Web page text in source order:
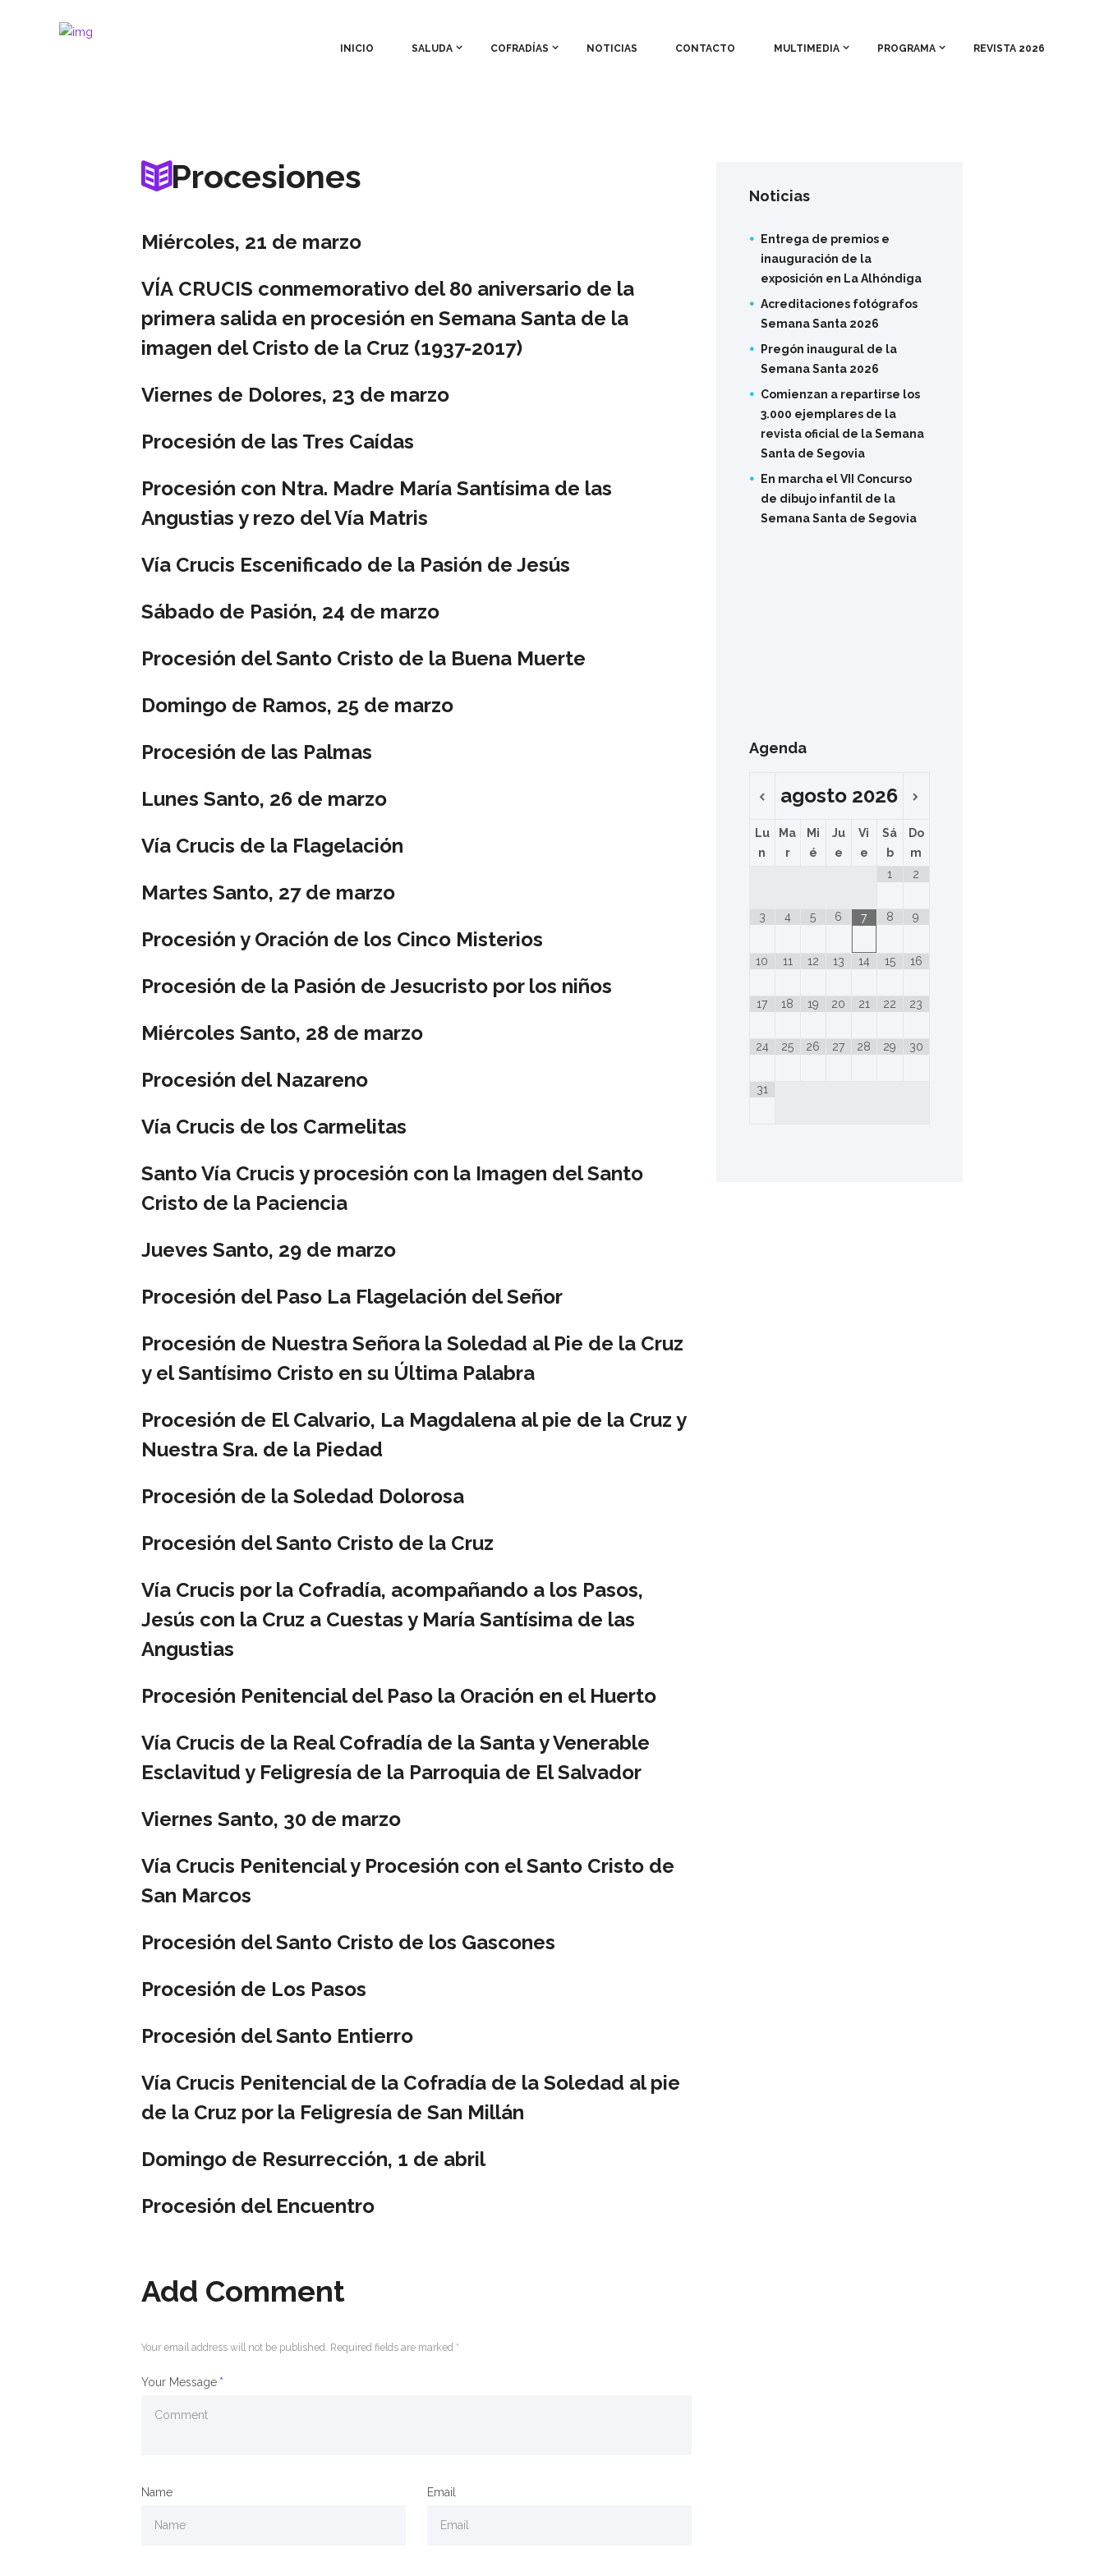
INICIO SALUDA COFRADÍAS NOTICIAS CONTACTO MULTIMEDIA PROGRAMA REVISTA 2026
Procesiones
Miércoles, 21 de marzo
VÍA CRUCIS conmemorativo del 80 aniversario de la
primera salida en procesión en Semana Santa de la
imagen del Cristo de la Cruz (1937-2017)
Viernes de Dolores, 23 de marzo
Procesión de las Tres Caídas
Procesión con Ntra. Madre María Santísima de las
Angustias y rezo del Vía Matris
Vía Crucis Escenificado de la Pasión de Jesús
Sábado de Pasión, 24 de marzo
Procesión del Santo Cristo de la Buena Muerte
Domingo de Ramos, 25 de marzo
Procesión de las Palmas
Lunes Santo, 26 de marzo
Vía Crucis de la Flagelación
Martes Santo, 27 de marzo
Procesión y Oración de los Cinco Misterios
Procesión de la Pasión de Jesucristo por los niños
Miércoles Santo, 28 de marzo
Procesión del Nazareno
Vía Crucis de los Carmelitas
Santo Vía Crucis y procesión con la Imagen del Santo
Cristo de la Paciencia
Jueves Santo, 29 de marzo
Procesión del Paso La Flagelación del Señor
Procesión de Nuestra Señora la Soledad al Pie de la Cruz
y el Santísimo Cristo en su Última Palabra
Procesión de El Calvario, La Magdalena al pie de la Cruz y
Nuestra Sra. de la Piedad
Procesión de la Soledad Dolorosa
Procesión del Santo Cristo de la Cruz
Vía Crucis por la Cofradía, acompañando a los Pasos,
Jesús con la Cruz a Cuestas y María Santísima de las
Angustias
Procesión Penitencial del Paso la Oración en el Huerto
Vía Crucis de la Real Cofradía de la Santa y Venerable
Esclavitud y Feligresía de la Parroquia de El Salvador
Viernes Santo, 30 de marzo
Vía Crucis Penitencial y Procesión con el Santo Cristo de
San Marcos
Procesión del Santo Cristo de los Gascones
Procesión de Los Pasos
Procesión del Santo Entierro
Vía Crucis Penitencial de la Cofradía de la Soledad al pie
de la Cruz por la Feligresía de San Millán
Domingo de Resurrección, 1 de abril
Procesión del Encuentro
Add Comment
Your email address will not be published. Required fields are marked *
Your Message
Name Email
Noticias
Entrega de premios e
inauguración de la
exposición en La Alhóndiga
Acreditaciones fotógrafos
Semana Santa 2026
Pregón inaugural de la
Semana Santa 2026
Comienzan a repartirse los
3.000 ejemplares de la
revista oficial de la Semana
Santa de Segovia
En marcha el VII Concurso
de dibujo infantil de la
Semana Santa de Segovia
Agenda
agosto 2026
Lu
n
Ma
r
Mi
é
Ju
e
Vi
e
Sá
b
Do
m
1
2
3 4 5 6 7 8 9
10 11 12 13 14 15 16
17 18 19 20 21 22 23
24 25 26 27 28 29 30
31